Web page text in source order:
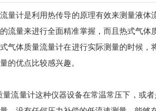
量计是利用热传导的原理有效来测量液体流
流量来进行全面精准掌握，而且热式气体
式气体质量流量计在进行实际测量的时候
优点比较感兴趣。
流量计这种仪器设备在常温常压下，或